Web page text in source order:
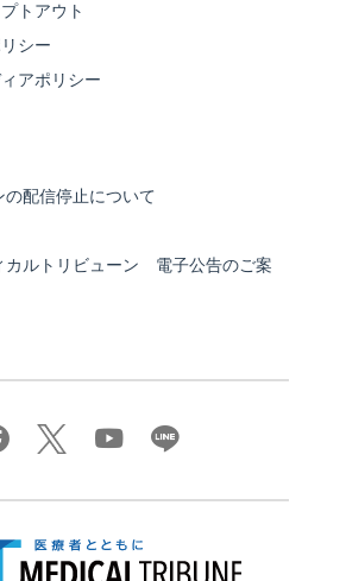
トアウト
シー
アポリシー
の配信停止について
カルトリビューン 電子公告のご案